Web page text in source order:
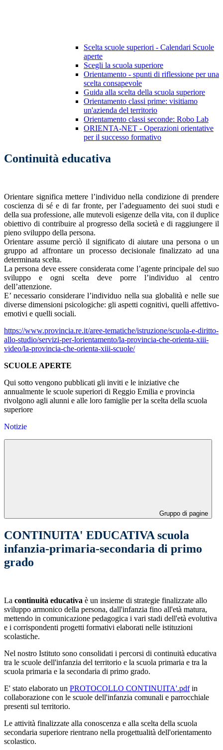
Scelta scuole superiori - Calendari Scuole
aperte
Scegli la scuola superiore
Orientamento - spunti di riflessione per una
scelta consapevole
Guida alla scelta della scuola superiore
Orientamento classi prime: visitiamo
un'azienda del territorio
Orientamento classi seconde: Robo Lab
ORIENTA-NET - Operazioni orientative
per il successo formativo
Continuità educativa
Orientare significa mettere l’individuo nella condizione di prendere
coscienza di sé e di far fronte, per l’adeguamento dei suoi studi e
della sua professione, alle mutevoli esigenze della vita, con il duplice
obiettivo di contribuire al progresso della società e di raggiungere il
pieno sviluppo della persona.
Orientare assume perciò il significato di aiutare una persona o un
gruppo ad affrontare un processo decisionale finalizzato ad una
determinata scelta.
La persona deve essere considerata come l’agente principale del suo
sviluppo e ogni scelta deve porre l’individuo al centro
dell’attenzione.
E’ necessario considerare l’individuo nella sua globalità e nelle sue
diverse dimensioni psicologiche: gli aspetti cognitivi, quelli affettivo-
emotivi e quelli sociali.
https://www.provincia.re.it/aree-tematiche/istruzione/scuola-e-diritto-
allo-studio/servizi-per-lorientamento/la-provincia-che-orienta-xiii-
video/la-provincia-che-orienta-xiii-scuole/
SCUOLE APERTE
Qui sotto vengono pubblicati gli inviti e le iniziative che
annualmente le scuole superiori di Reggio Emilia e provincia
rivolgono agli alunni e alle loro famiglie per la scelta della scuola
superiore
Notizie
Gruppo di pagine
CONTINUITA' EDUCATIVA scuola
infanzia-primaria-secondaria di primo
grado
La continuità educativa è un insieme di strategie finalizzate allo
sviluppo armonico della persona, dall'infanzia fino all'età matura,
mettendo in comunicazione pedagogica i vari stadi dell'età evolutiva
e i corrispondenti progetti formativi elaborati nelle istituzioni
scolastiche.
Nel nostro Istituto sono consolidati i percorsi di continuità educativa
tra le scuole dell'infanzia del territorio e la scuola primaria e tra la
scuola primaria e la secondaria di primo grado.
E' stato elaborato un PROTOCOLLO CONTINUITA'.pdfin
collaborazione con le scuole dell'infanzia comunali e parrocchiale
presenti sul territorio.
Le attività finalizzate alla conoscenza e alla scelta della scuola
secondaria superiore rientrano nella progettualità dell'orientamento
scolastico.